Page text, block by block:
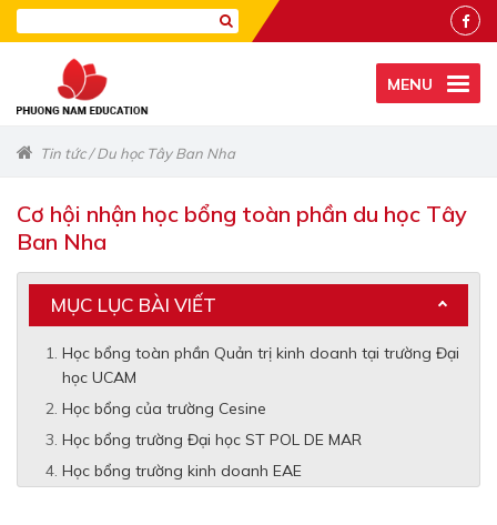
MENU
Tin tức/Du học Tây Ban Nha
Cơ hội nhận học bổng toàn phần du học Tây
Ban Nha
MỤC LỤC BÀI VIẾT
Học bổng toàn phần Quản trị kinh doanh tại trường Đại
học UCAM
Học bổng của trường Cesine
Học bổng trường Đại học ST POL DE MAR
Học bổng trường kinh doanh EAE